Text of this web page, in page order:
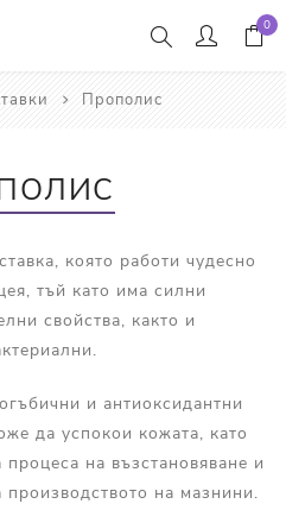
0
Прополис
която работи чудесно
тъй като има силни
свойства, както и
и антиоксидантни
да успокои кожата, като
на възстановяване и
на мазнини.